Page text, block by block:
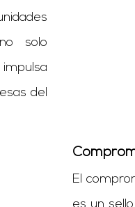
solo
del
El